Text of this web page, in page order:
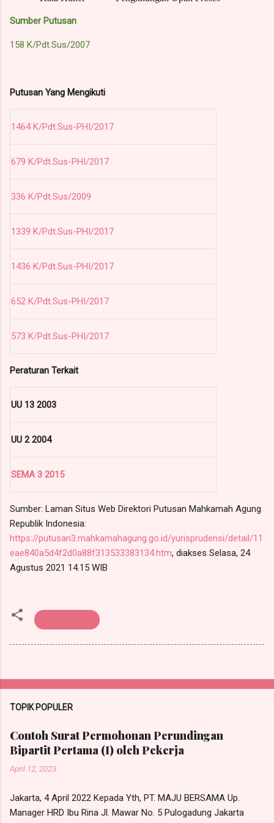
Sumber Putusan
158 K/Pdt.Sus/2007
Putusan Yang Mengikuti
1464 K/Pdt.Sus-PHI/2017
679 K/Pdt.Sus-PHI/2017
336 K/Pdt.Sus/2009
1339 K/Pdt.Sus-PHI/2017
1436 K/Pdt.Sus-PHI/2017
652 K/Pdt.Sus-PHI/2017
573 K/Pdt.Sus-PHI/2017
Peraturan Terkait
UU 13 2003
UU 2 2004
SEMA 3 2015
Sumber: Laman Situs Web Direktori Putusan Mahkamah Agung
Republik Indonesia:
https://putusan3.mahkamahagung.go.id/yurisprudensi/detail/11
eae840a5d4f2d0a88f313533383134.htm, diakses Selasa, 24
Agustus 2021 14.15 WIB
TOPIK POPULER
Contoh Surat Permohonan Perundingan
Bipartit Pertama (I) oleh Pekerja
April 12, 2023
Jakarta, 4 April 2022 Kepada Yth, PT. MAJU BERSAMA Up.
Manager HRD Ibu Rina Jl. Mawar No. 5 Pulogadung Jakarta